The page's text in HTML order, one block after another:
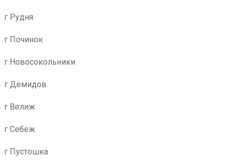
г Рудня
г Починок
г Новосокольники
г Демидов
г Велиж
г Себеж
г Пустошка